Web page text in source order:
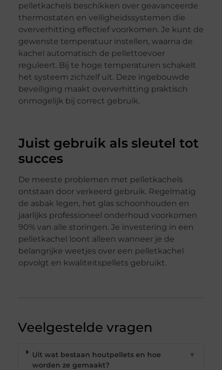
pelletkachels beschikken over geavanceerde
thermostaten en veiligheidssystemen die
oververhitting effectief voorkomen. Je kunt de
gewenste temperatuur instellen, waarna de
kachel automatisch de pellettoevoer
reguleert. Bij te hoge temperaturen schakelt
het systeem zichzelf uit. Deze ingebouwde
beveiliging maakt oververhitting praktisch
onmogelijk bij correct gebruik.
Juist gebruik als sleutel tot
succes
De meeste problemen met pelletkachels
ontstaan door verkeerd gebruik. Regelmatig
de asbak legen, het glas schoonhouden en
jaarlijks professioneel onderhoud voorkomen
90% van alle storingen. Je investering in een
pelletkachel loont alleen wanneer je de
belangrijke weetjes over een pelletkachel
opvolgt en kwaliteitspellets gebruikt.
Veelgestelde vragen
Uit wat bestaan houtpellets en hoe
worden ze gemaakt?
▼